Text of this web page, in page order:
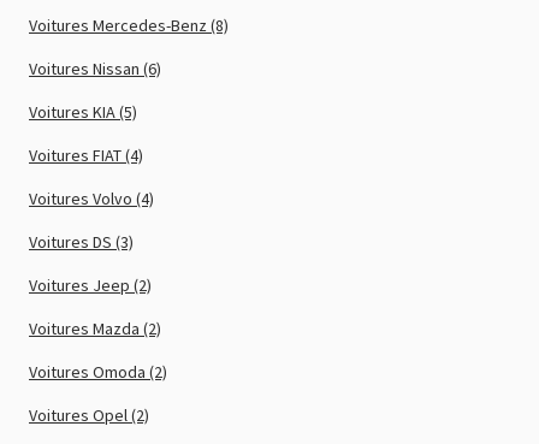
Voitures Mercedes-Benz (8)
Voitures Nissan (6)
Voitures KIA (5)
Voitures FIAT (4)
Voitures Volvo (4)
Voitures DS (3)
Voitures Jeep (2)
Voitures Mazda (2)
Voitures Omoda (2)
Voitures Opel (2)